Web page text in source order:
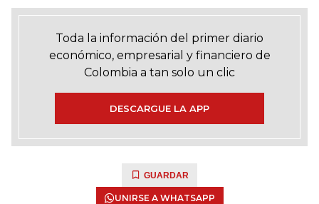
Toda la información del primer diario
económico, empresarial y financiero de
Colombia a tan solo un clic
DESCARGUE LA APP
GUARDAR
UNIRSE A WHATSAPP